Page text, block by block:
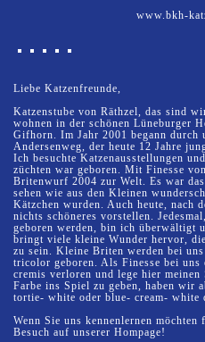
www.bkh-
Liebe Katzenfreunde,
Katzenstube von Räthzel, das sind
wohnen in der schönen Lüneburger
Gifhorn. Im Jahr 2001 begann durch
Andersenweg, der heute 12 Jahre
Ich besuchte Katzenausstellungen
züchten war geboren. Mit Finesse
Britenwurf 2004 zur Welt. Es war
sehen wie aus den Kleinen
Kätzchen wurden. Auch heute, nach
nichts schöneres vorstellen.
geboren werden, bin ich überwältigt
bringt viele kleine Wunder hervor,
zu sein. Kleine Briten werden bei
tricolor geboren. Als Finesse bei uns
cremis verloren und lege hier
Farbe ins Spiel zu geben, haben wir
tortie- white oder blue- cream- white
Wenn Sie uns kennenlernen
Besuch auf unserer Hompage!